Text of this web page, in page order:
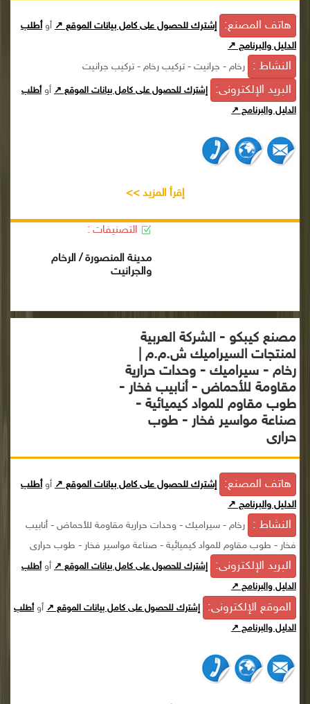
هاتف المصنع: إشترك للحصول على كامل بيانات الموقع ↗ أوأطلب
الدليل والبرنامج ↗
النشاط : رخام - جرانيت - تركيب رخام - تركيب جرانيت
البريد الإلكترونى: إشترك للحصول على كامل بيانات الموقع ↗ أوأطلب
الدليل والبرنامج ↗
إقرأ المزيد >>
التصنيفات :
مدينة المنصورة / الرخام
والجرانيت
مصنع كيبكو - الشركة العربية
لمنتجات السيراميك ش.م.م |
رخام - سيراميك - وحدات حرارية
مقاومة للأحماض - أنابيب فخار -
طوب مقاوم للمواد كيميائية -
صناعة مواسير فخار - طوب
حرارى
هاتف المصنع: إشترك للحصول على كامل بيانات الموقع ↗ أوأطلب
الدليل والبرنامج ↗
النشاط :
رخام - سيراميك - وحدات حرارية مقاومة للأحماض - أنابيب
فخار - طوب مقاوم للمواد كيميائية - صناعة مواسير فخار - طوب حرارى
البريد الإلكترونى: إشترك للحصول على كامل بيانات الموقع ↗ أوأطلب
الدليل والبرنامج ↗
الموقع الإلكترونى: إشترك للحصول على كامل بيانات الموقع ↗ أوأطلب
الدليل والبرنامج ↗